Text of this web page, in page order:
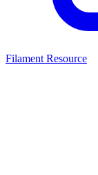
Filament Resource